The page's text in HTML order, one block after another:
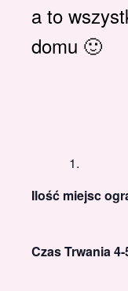
a to
domu 🙂
Ilość miejsc
Czas Trwania 4-